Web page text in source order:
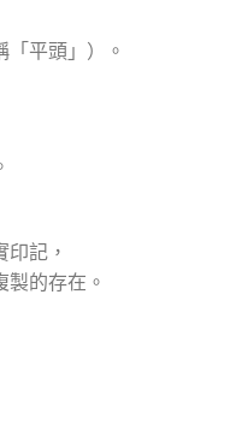
平頭」）。
記，
的存在。